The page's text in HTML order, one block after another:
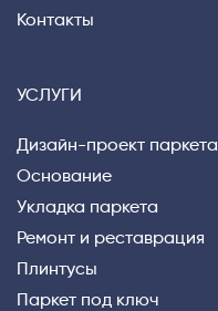
Контакты
УСЛУГИ
Дизайн-проект паркета
Основание
Укладка паркета
Ремонт и реставрация
Плинтусы
Паркет под ключ